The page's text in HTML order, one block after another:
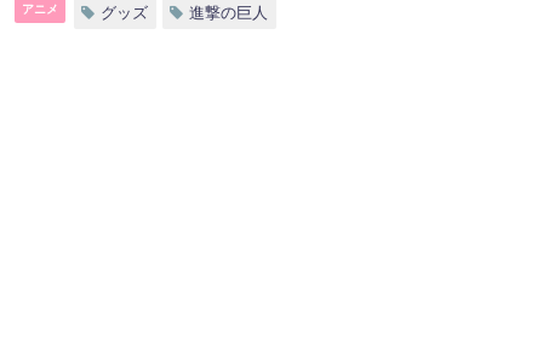
アニメ グッズ 進撃の巨人